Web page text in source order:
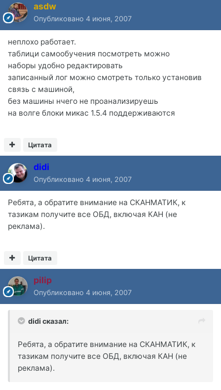
asdw
Опубликовано 4 июня, 2007
неплохо работает.
таблици самообучения посмотреть можно
наборы удобно редактировать
записанный лог можно смотреть только установив
связь с машиной,
без машины нчего не проанализируешь
на волге блоки микас 1.5.4 поддерживаются
Цитата
didi
Опубликовано 4 июня, 2007
Ребята, а обратите внимание на СКАНМАТИК, к
тазикам получите все ОБД, включая КАН (не
реклама).
Цитата
pilip
Опубликовано 4 июня, 2007
didi сказал:
Ребята, а обратите внимание на СКАНМАТИК, к
тазикам получите все ОБД, включая КАН (не
реклама).